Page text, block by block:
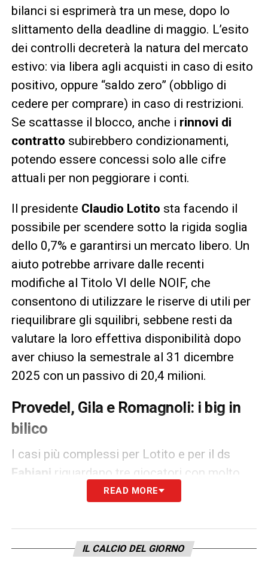
bilanci si esprimerà tra un mese, dopo lo
slittamento della deadline di maggio. L’esito
dei controlli decreterà la natura del mercato
estivo: via libera agli acquisti in caso di esito
positivo, oppure “saldo zero” (obbligo di
cedere per comprare) in caso di restrizioni.
Se scattasse il blocco, anche i rinnovi di
contratto subirebbero condizionamenti,
potendo essere concessi solo alle cifre
attuali per non peggiorare i conti.
Il presidente Claudio Lotito sta facendo il
possibile per scendere sotto la rigida soglia
dello 0,7% e garantirsi un mercato libero. Un
aiuto potrebbe arrivare dalle recenti
modifiche al Titolo VI delle NOIF, che
consentono di utilizzare le riserve di utili per
riequilibrare gli squilibri, sebbene resti da
valutare la loro effettiva disponibilità dopo
aver chiuso la semestrale al 31 dicembre
2025 con un passivo di 20,4 milioni.
Provedel, Gila e Romagnoli: i big in
bilico
I casi più complessi per Lotito e per il ds
Fabiani riguardano tre giocatori con molto
Ivan Provedelè stato sondato
ma piace anche al Bologna e alla Fiorentina
(in caso di addio di De Gea); il portiere, però,
READ MORE
IL CALCIO DEL GIORNO